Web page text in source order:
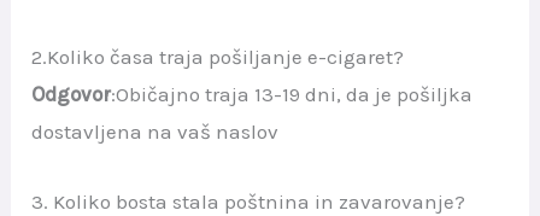
2.Koliko časa traja pošiljanje e-cigaret?
Odgovor:Običajno traja 13-19 dni, da je pošiljka
dostavljena na vaš naslov
3. Koliko bosta stala poštnina in zavarovanje?